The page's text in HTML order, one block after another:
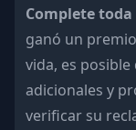
Complete
ganó un
vida, es
adicionales y
verificar su